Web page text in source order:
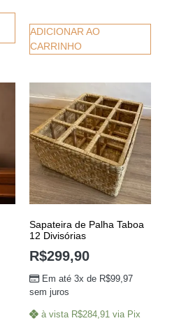
ADICIONAR AO
CARRINHO
Sapateira de Palha Taboa
12 Divisórias
R$299,90
Em até 3x de R$99,97
sem juros
à vista R$284,91 via Pix